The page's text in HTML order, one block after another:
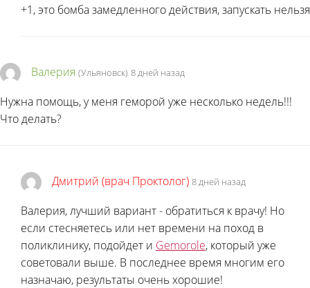
+1, это бомба замедленного действия, запускать нельзя
Валерия (Ульяновск) 8 дней назад
Нужна помощь, у меня геморой уже несколько недель!!!
Что делать?
Дмитрий (врач Проктолог) 8 дней назад
Валерия, лучший вариант - обратиться к врачу! Но
если стесняетесь или нет времени на поход в
поликлинику, подойдет и Gemorole, который уже
советовали выше. В последнее время многим его
назначаю, результаты очень хорошие!